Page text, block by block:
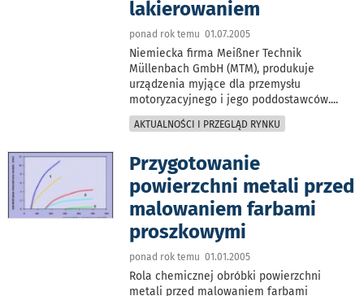
lakierowaniem
ponad rok temu 01.07.2005
Niemiecka firma Meißner Technik
Müllenbach GmbH (MTM), produkuje
urządzenia myjące dla przemysłu
motoryzacyjnego i jego poddostawców....
AKTUALNOŚCI I PRZEGLĄD RYNKU
Przygotowanie
powierzchni metali przed
malowaniem farbami
proszkowymi
ponad rok temu 01.01.2005
Rola chemicznej obróbki powierzchni
metali przed malowaniem farbami